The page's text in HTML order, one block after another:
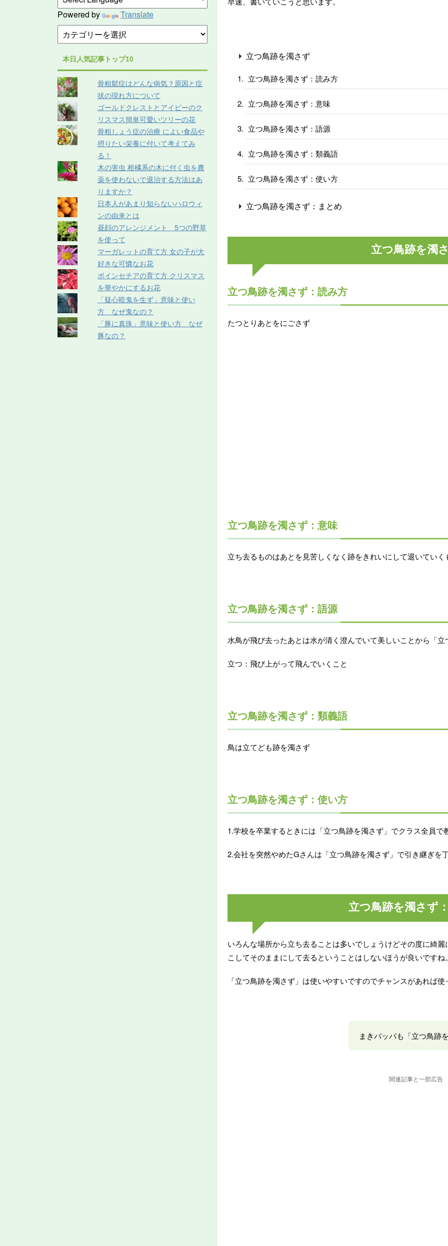
立つ鳥跡を濁さず
立つ鳥跡を濁さず：読み方
立つ鳥跡を濁さず：意味
立つ鳥跡を濁さず：語源
立つ鳥跡を濁さず：類義語
立つ鳥跡を濁さず：使い方
立つ鳥跡を濁さず：まとめ
立つ鳥跡を濁
立つ鳥跡を濁さず：読み方
たつとりあとをにごさず
立つ鳥跡を濁さず：意味
立ち去るものはあとを見苦しくなく跡をきれいにして退いてい
立つ鳥跡を濁さず：語源
水鳥が飛び去ったあとは水が清く澄んでいて美しいことから「
立つ：飛び上がって飛んでいくこと
立つ鳥跡を濁さず：類義語
鳥は立てども跡を濁さず
立つ鳥跡を濁さず：使い方
1.学校を卒業するときには「立つ鳥跡を濁さず」でクラス全員
2.会社を突然やめたGさんは「立つ鳥跡を濁さず」で引き継ぎを
立つ鳥跡を濁さず
いろんな場所から立ち去ることは多いでしょうけどその度に綺
こしてそのままにして去るということはしないほうが良いですね
「立つ鳥跡を濁さず」は使いやすいですのでチャンスがあれば
まきバッパも「立つ鳥跡
関連記事と一部広告
Powered by Translate
本日人気記事トップ10
骨粗鬆症はどんな病気？原因と症
状の現れ方について
ゴールドクレストとアイビーのク
リスマス簡単可愛いツリーの花
骨粗しょう症の治療 によい食品や
摂りたい栄養に付いて考えてみ
る！
木の害虫 柑橘系の木に付く虫を農
薬を使わないで退治する方法はあ
りますか？
日本人があまり知らないハロウィ
ンの由来とは
昼顔のアレンジメント 5つの野草
を使って
マーガレットの育て方 女の子が大
好きな可憐なお花
ポインセチアの育て方 クリスマス
を華やかにするお花
「疑心暗鬼を生ず」意味と使い
方 なぜ鬼なの？
「豚に真珠」意味と使い方 なぜ
豚なの？